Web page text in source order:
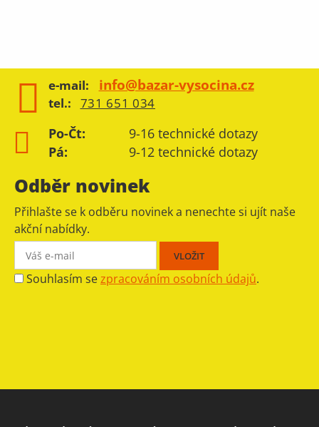
e-mail: info@bazar-vysocina.cz
tel.: 731 651 034
Po-Čt:
9-16 technické dotazy
Pá:
9-12 technické dotazy
Odběr novinek
Přihlašte se k odběru novinek a nenechte si ujít naše
akční nabídky.
Souhlasím sezpracováním osobních údajů.